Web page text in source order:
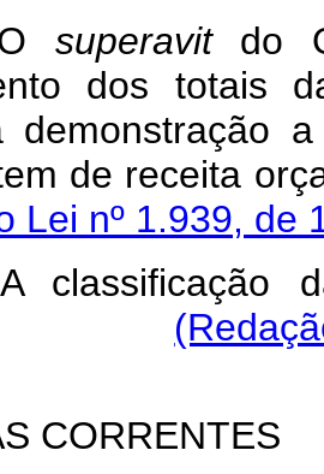
superavitdo
dos totais
demonstração
item de
Lei nº 1.939, de
classificação
CORRENTES